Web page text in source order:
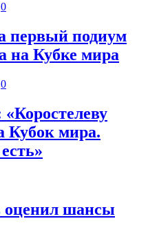
0
первый подиум
на Кубке мира
0
Кубок мира.
оценил шансы